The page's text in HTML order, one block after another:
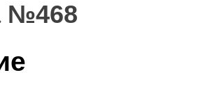
№468